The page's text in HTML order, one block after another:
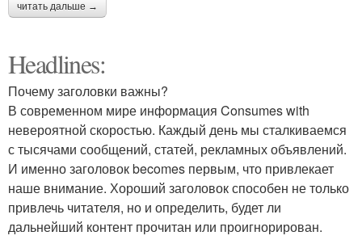
читать дальше →
Headlines:
Почему заголовки важны?
В современном мире информация Consumes with
невероятной скоростью. Каждый день мы сталкиваемся
с тысячами сообщений, статей, рекламных объявлений.
И именно заголовок becomes первым, что привлекает
наше внимание. Хороший заголовок способен не только
привлечь читателя, но и определить, будет ли
дальнейший контент прочитан или проигнорирован.